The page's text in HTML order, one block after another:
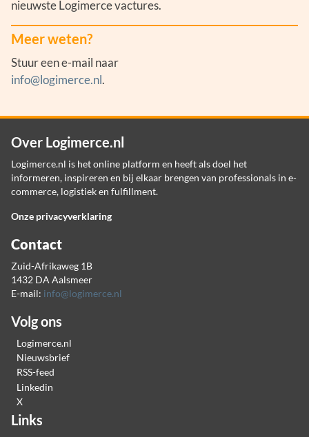
nieuwste Logimerce vactures.
Meer weten?
Stuur een e-mail naar
info@logimerce.nl.
Over Logimerce.nl
Logimerce.nl is het online platform en heeft als doel het
informeren, inspireren en bij elkaar brengen van professionals in e-
commerce, logistiek en fulfillment.
Onze privacyverklaring
Contact
Zuid-Afrikaweg 1B
1432 DA Aalsmeer
E-mail: info@logimerce.nl
Volg ons
Logimerce.nl
Nieuwsbrief
RSS-feed
Linkedin
X
Links